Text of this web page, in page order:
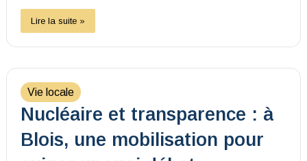
Lire la suite »
Vie locale
Nucléaire et transparence : à
Blois, une mobilisation pour